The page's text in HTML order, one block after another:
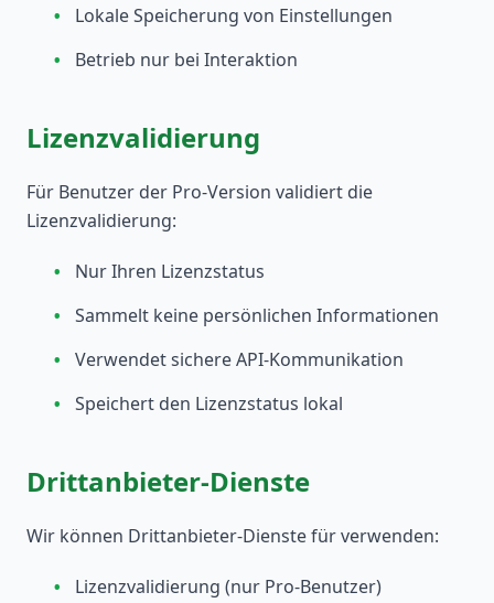
• Lokale Speicherung von Einstellungen
• Betrieb nur bei Interaktion
Lizenzvalidierung
Für Benutzer der Pro-Version validiert die
Lizenzvalidierung:
• Nur Ihren Lizenzstatus
• Sammelt keine persönlichen Informationen
• Verwendet sichere API-Kommunikation
• Speichert den Lizenzstatus lokal
Drittanbieter-Dienste
Wir können Drittanbieter-Dienste für verwenden:
• Lizenzvalidierung (nur Pro-Benutzer)